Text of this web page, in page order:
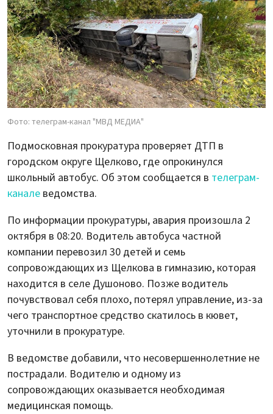
Фото: телеграм-канал "МВД МЕДИА"
Подмосковная прокуратура проверяет ДТП в
городском округе Щелково, где опрокинулся
школьный автобус. Об этом сообщается в телеграм-
канале ведомства.
По информации прокуратуры, авария произошла 2
октября в 08:20. Водитель автобуса частной
компании перевозил 30 детей и семь
сопровождающих из Щелкова в гимназию, которая
находится в селе Душоново. Позже водитель
почувствовал себя плохо, потерял управление, из-за
чего транспортное средство скатилось в кювет,
уточнили в прокуратуре.
В ведомстве добавили, что несовершеннолетние не
пострадали. Водителю и одному из
сопровождающих оказывается необходимая
медицинская помощь.